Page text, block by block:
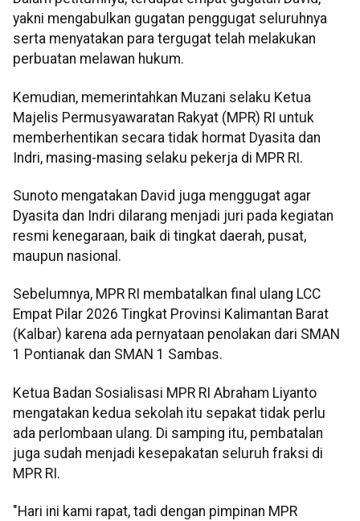
yakni mengabulkan gugatan penggugat seluruhnya
serta menyatakan para tergugat telah melakukan
perbuatan melawan hukum.
Kemudian, memerintahkan Muzani selaku Ketua
Majelis Permusyawaratan Rakyat (MPR) RI untuk
memberhentikan secara tidak hormat Dyasita dan
Indri, masing-masing selaku pekerja di MPR RI.
Sunoto mengatakan David juga menggugat agar
Dyasita dan Indri dilarang menjadi juri pada kegiatan
resmi kenegaraan, baik di tingkat daerah, pusat,
maupun nasional.
Sebelumnya, MPR RI membatalkan final ulang LCC
Empat Pilar 2026 Tingkat Provinsi Kalimantan Barat
(Kalbar) karena ada pernyataan penolakan dari SMAN
1 Pontianak dan SMAN 1 Sambas.
Ketua Badan Sosialisasi MPR RI Abraham Liyanto
mengatakan kedua sekolah itu sepakat tidak perlu
ada perlombaan ulang. Di samping itu, pembatalan
juga sudah menjadi kesepakatan seluruh fraksi di
MPR RI.
"Hari ini kami rapat, tadi dengan pimpinan MPR